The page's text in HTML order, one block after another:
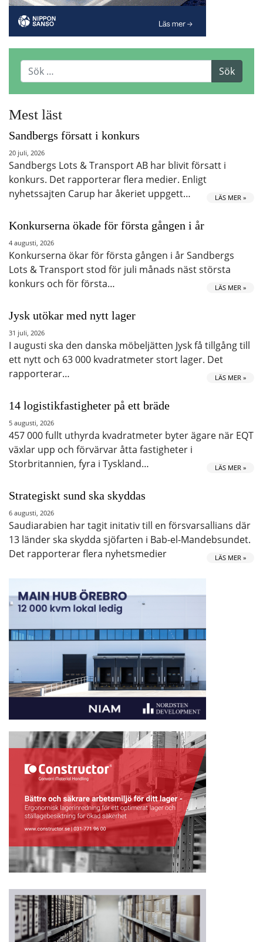
Mest läst
Sandbergs försatt i konkurs
20 juli, 2026
Sandbergs Lots & Transport AB har blivit försatt i
konkurs. Det rapporterar flera medier. Enligt
nyhetssajten Carup har åkeriet uppgett…
LÄS MER »
Konkurserna ökade för första gången i år
4 augusti, 2026
Konkurserna ökar för första gången i år Sandbergs
Lots & Transport stod för juli månads näst största
konkurs och för första…
LÄS MER »
Jysk utökar med nytt lager
31 juli, 2026
I augusti ska den danska möbeljätten Jysk få tillgång till
ett nytt och 63 000 kvadratmeter stort lager. Det
rapporterar…
LÄS MER »
14 logistikfastigheter på ett bräde
5 augusti, 2026
457 000 fullt uthyrda kvadratmeter byter ägare när EQT
växlar upp och förvärvar åtta fastigheter i
Storbritannien, fyra i Tyskland…
LÄS MER »
Strategiskt sund ska skyddas
6 augusti, 2026
Saudiarabien har tagit initativ till en försvarsallians där
13 länder ska skydda sjöfarten i Bab-el-Mandebsundet.
Det rapporterar flera nyhetsmedier
LÄS MER »